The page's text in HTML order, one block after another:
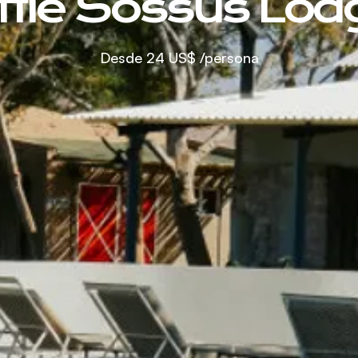
Desde 24 US$/persona